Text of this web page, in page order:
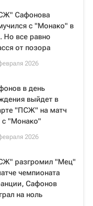
Сафонова
с "Монако" в
Но все равно
от позора
2026
в день
выйдет в
"ПСЖ" на матч
"Монако"
2026
разгромил "Мец"
чемпионата
Сафонов
на ноль